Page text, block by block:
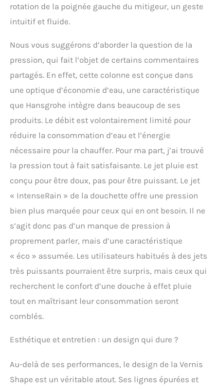
rotation de la poignée gauche du mitigeur, un geste
intuitif et fluide.
Nous vous suggérons d’aborder la question de la
pression, qui fait l’objet de certains commentaires
partagés. En effet, cette colonne est conçue dans
une optique d’économie d’eau, une caractéristique
que Hansgrohe intègre dans beaucoup de ses
produits. Le débit est volontairement limité pour
réduire la consommation d’eau et l’énergie
nécessaire pour la chauffer. Pour ma part, j’ai trouvé
la pression tout à fait satisfaisante. Le jet pluie est
conçu pour être doux, pas pour être puissant. Le jet
« IntenseRain » de la douchette offre une pression
bien plus marquée pour ceux qui en ont besoin. Il ne
s’agit donc pas d’un manque de pression à
proprement parler, mais d’une caractéristique
« éco » assumée. Les utilisateurs habitués à des jets
très puissants pourraient être surpris, mais ceux qui
recherchent le confort d’une douche à effet pluie
tout en maîtrisant leur consommation seront
comblés.
Esthétique et entretien : un design qui dure ?
Au-delà de ses performances, le design de la Vernis
Shape est un véritable atout. Ses lignes épurées et